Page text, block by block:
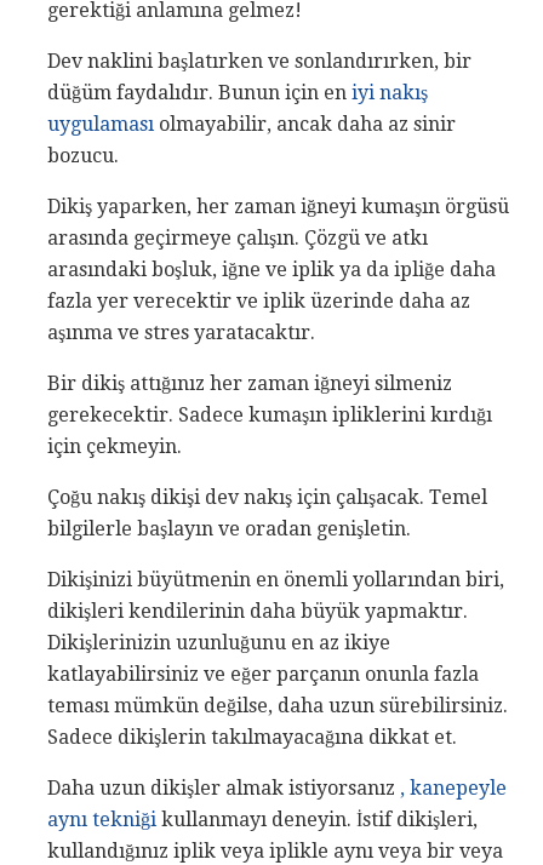
gerektiği anlamına gelmez!
Dev naklini başlatırken ve sonlandırırken, bir
düğüm faydalıdır. Bunun için en iyi nakış
uygulaması olmayabilir, ancak daha az sinir
bozucu.
Dikiş yaparken, her zaman iğneyi kumaşın örgüsü
arasında geçirmeye çalışın. Çözgü ve atkı
arasındaki boşluk, iğne ve iplik ya da ipliğe daha
fazla yer verecektir ve iplik üzerinde daha az
aşınma ve stres yaratacaktır.
Bir dikiş attığınız her zaman iğneyi silmeniz
gerekecektir. Sadece kumaşın ipliklerini kırdığı
için çekmeyin.
Çoğu nakış dikişi dev nakış için çalışacak. Temel
bilgilerle başlayın ve oradan genişletin.
Dikişinizi büyütmenin en önemli yollarından biri,
dikişleri kendilerinin daha büyük yapmaktır.
Dikişlerinizin uzunluğunu en az ikiye
katlayabilirsiniz ve eğer parçanın onunla fazla
teması mümkün değilse, daha uzun sürebilirsiniz.
Sadece dikişlerin takılmayacağına dikkat et.
Daha uzun dikişler almak istiyorsanız , kanepeyle
aynı tekniği kullanmayı deneyin. İstif dikişleri,
kullandığınız iplik veya iplikle aynı veya bir veya